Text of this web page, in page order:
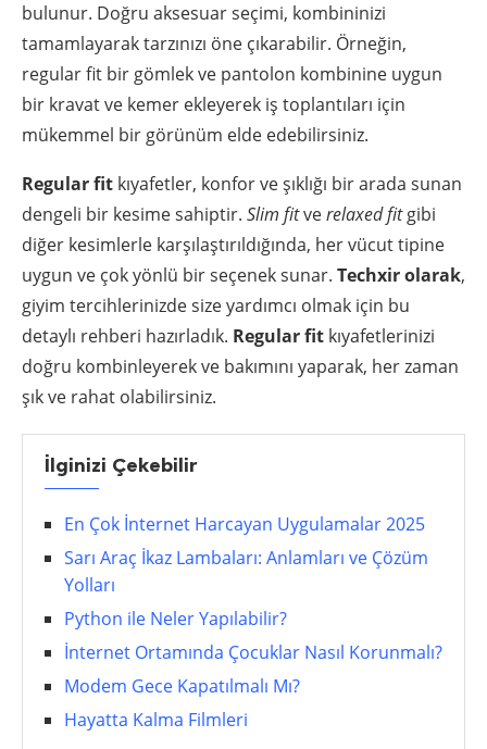
bulunur. Doğru aksesuar seçimi, kombininizi
tamamlayarak tarzınızı öne çıkarabilir. Örneğin,
regular fit bir gömlek ve pantolon kombinine uygun
bir kravat ve kemer ekleyerek iş toplantıları için
mükemmel bir görünüm elde edebilirsiniz.
Regular fit kıyafetler, konfor ve şıklığı bir arada sunan
dengeli bir kesime sahiptir. Slim fitverelaxed fitgibi
diğer kesimlerle karşılaştırıldığında, her vücut tipine
uygun ve çok yönlü bir seçenek sunar. Techxir olarak,
giyim tercihlerinizde size yardımcı olmak için bu
detaylı rehberi hazırladık. Regular fit kıyafetlerinizi
doğru kombinleyerek ve bakımını yaparak, her zaman
şık ve rahat olabilirsiniz.
İlginizi Çekebilir
En Çok İnternet Harcayan Uygulamalar 2025
Sarı Araç İkaz Lambaları: Anlamları ve Çözüm
Yolları
Python ile Neler Yapılabilir?
İnternet Ortamında Çocuklar Nasıl Korunmalı?
Modem Gece Kapatılmalı Mı?
Hayatta Kalma Filmleri